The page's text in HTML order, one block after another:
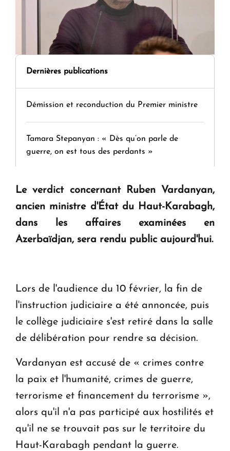
Dernières publications
Démission et reconduction du Premier ministre
Tamara Stepanyan : « Dès qu’on parle de
guerre, on est tous des perdants »
" Tant qu'il n'existe pas d'alternative concrète, la
question d'un référendum ne se pose pas. "
KASA : 30 ans d'audace, de résilience et d'avenir
en Arménie
ouvrira ses portes à Dilijan
Le verdict concernant Ruben Vardanyan,
ancien ministre d'État du Haut-Karabagh,
dans les affaires examinées en
Azerbaïdjan, sera rendu public aujourd'hui.
Lors de l'audience du 10 février, la fin de
l'instruction judiciaire a été annoncée, puis
le collège judiciaire s'est retiré dans la salle
de délibération pour rendre sa décision.
Vardanyan est accusé de « crimes contre
la paix et l'humanité, crimes de guerre,
terrorisme et financement du terrorisme »,
alors qu'il n'a pas participé aux hostilités et
qu'il ne se trouvait pas sur le territoire du
Haut-Karabagh pendant la guerre.